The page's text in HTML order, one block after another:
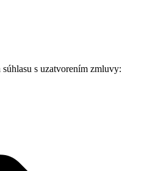
s uzatvorením zmluvy: